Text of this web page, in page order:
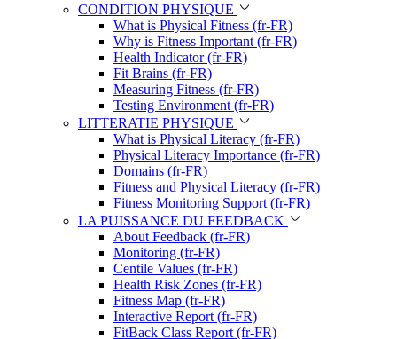
CONDITION PHYSIQUE
What is Physical Fitness (fr-FR)
Why is Fitness Important (fr-FR)
Health Indicator (fr-FR)
Fit Brains (fr-FR)
Measuring Fitness (fr-FR)
Testing Environment (fr-FR)
LITTERATIE PHYSIQUE
What is Physical Literacy (fr-FR)
Physical Literacy Importance (fr-FR)
Domains (fr-FR)
Fitness and Physical Literacy (fr-FR)
Fitness Monitoring Support (fr-FR)
LA PUISSANCE DU FEEDBACK
About Feedback (fr-FR)
Monitoring (fr-FR)
Centile Values (fr-FR)
Health Risk Zones (fr-FR)
Fitness Map (fr-FR)
Interactive Report (fr-FR)
FitBack Class Report (fr-FR)